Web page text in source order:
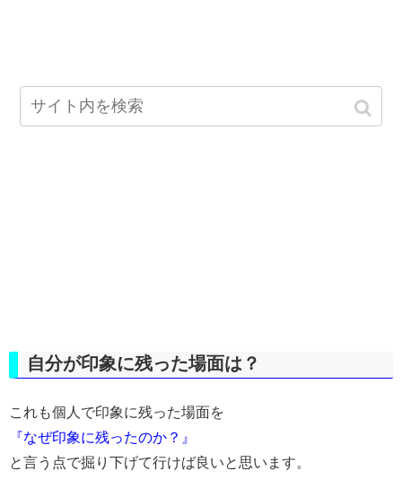
自分が印象に残った場面は？
これも個人で印象に残った場面を
『なぜ印象に残ったのか？』
と言う点で掘り下げて行けば良いと思います。